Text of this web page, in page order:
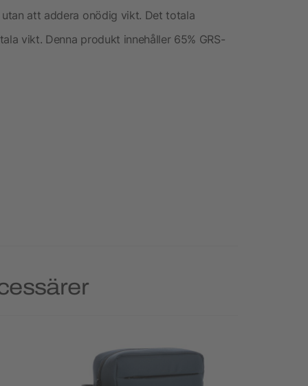
att addera onödig vikt. Det totala
vikt. Denna produkt innehåller 65% GRS-